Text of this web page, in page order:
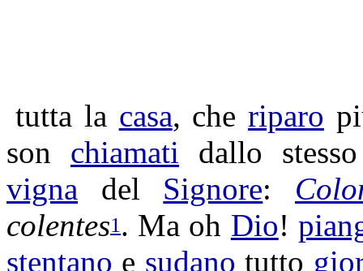
tutta la casa, che riparo
son chiamati dallo
vigna del Signore:
colentes1 . Ma oh Dio!
stentano e sudano tutto